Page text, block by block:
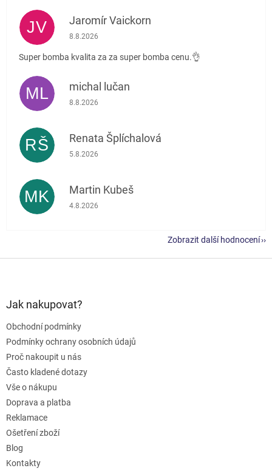
JV Jaromír Vaickorn
Hodnocení obchodu je 5 z 5 hvězdiček.
8.8.2026
Super bomba kvalita za za super bomba cenu.👌
ML michal lučan
Hodnocení obchodu je 5 z 5 hvězdiček.
8.8.2026
RŠ Renata Šplíchalová
Hodnocení obchodu je 5 z 5 hvězdiček.
5.8.2026
MK Martin Kubeš
Hodnocení obchodu je 5 z 5 hvězdiček.
4.8.2026
Zobrazit další hodnocení
Jak nakupovat?
Obchodní podmínky
Podmínky ochrany osobních údajů
Proč nakoupit u nás
Často kladené dotazy
Vše o nákupu
Doprava a platba
Reklamace
Ošetření zboží
Blog
Kontakty